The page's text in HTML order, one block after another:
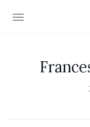
NAVIGATION